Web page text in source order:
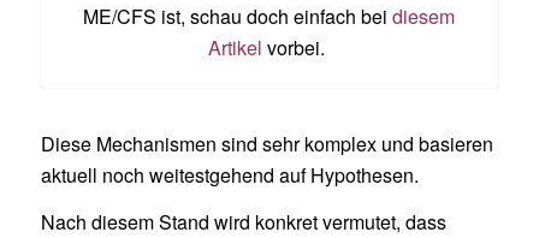
ME/CFS ist, schau doch einfachbeidiesem
Artikel vorbei.
Diese Mechanismen sind sehr komplex und basieren
aktuell noch weitestgehend auf Hypothesen.
Nach diesem Stand wird konkret vermutet, dass